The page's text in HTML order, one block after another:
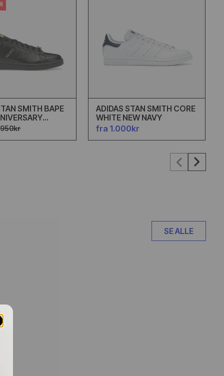
SMITH BAPE
ADIDAS STAN SMITH CORE
WHITE NEW NAVY
fra 1.000kr
SE ALLE